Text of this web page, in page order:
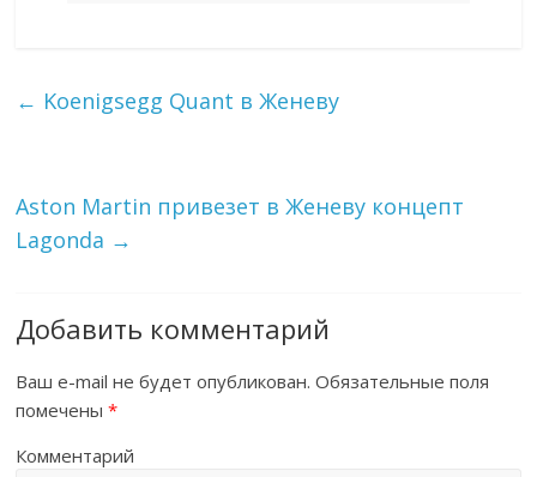
← Koenigsegg Quant в Женеву
Aston Martin привезет в Женеву концепт
Lagonda →
Добавить комментарий
Ваш e-mail не будет опубликован. Обязательные поля
помечены*
Комментарий